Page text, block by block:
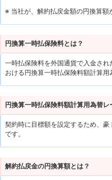
※ 当社が、解約払戻金額の円換算
円換算一時払保険料とは？
一時払保険料を外国通貨で入金さ
おける円換算一時払保険料額計算
円換算一時払保険料額計算用為替レ
契約時に目標額を設定するため、
です。
解約払戻金の円換算額とは？